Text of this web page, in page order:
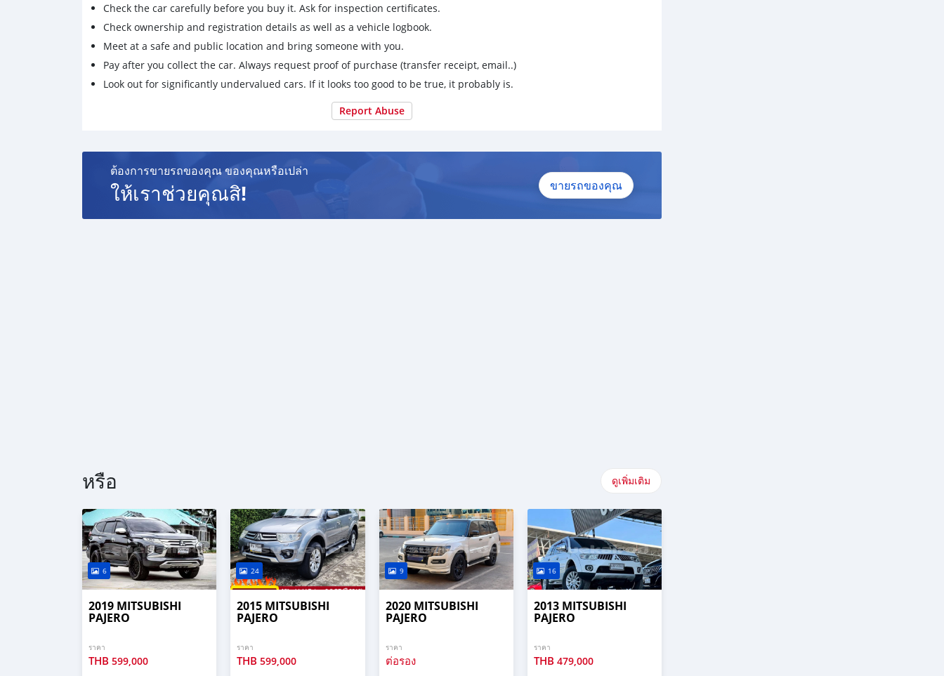
🔥วัสดุเบาะหนังสีดำพร้อมเบาะผู้โดยสารตอนหลังแถว3
🔥เครื่องยนต์ ดีเซล 4สูบ 2,442 cc. 181 แรงม้า
🔥เกียร์อัตโนมัติ พร้อม paddle shift โหมดเปลี่ยนเกียร์แบบสปอร์ต
🔥ติดตั้งสวิตช์เบรกมือไฟฟ้า
🔥ล้ออัลลอยแต่ง สีดำ ขนาด 18 นิ้ว พร้อมยางใหม่ๆ
🔥ด้านเครื่องเสียง เป็นแบบหน้าจอสัมผัสขนาด 7 นิ้ว รองรับ CD/DVD/MP3
-พร้อมจอกลางห้องผู้โดยสาร 10 นิ้ว
🔥เบาะแถว 3 พับเก็บได้เพิ่มพื้นที่สัมภาระได้เยอะขึ้น
🔥ระบบแอร์ดูโอโซนเย็น100%
นัดดูรถได้ที่ ถ.กาญจนาภิเษก บางบัวทอง-บางแค
ID LINE:juy139
Check the car carefully before you buy it. Ask for inspection certificates.
Check ownership and registration details as well as a vehicle logbook.
Meet at a safe and public location and bring someone with you.
Pay after you collect the car. Always request proof of purchase (transfer receipt, email..)
Look out for significantly undervalued cars. If it looks too good to be true, it probably is.
Report Abuse
ต้องการขายรถของคุณ ของคุณหรือเปล่า
ให้เราช่วยคุณสิ! ขายรถของคุณ
หรือ ดูเพิ่มเติม
6
2019 MITSUBISHI
PAJERO
ราคา
THB 599,000
24
2015 MITSUBISHI
PAJERO
ราคา
THB599,000
9
2020 MITSUBISHI
PAJERO
ราคา
ต่อรอง
16
2013 MITSUBISHI
PAJERO
ราคา
THB 479,000